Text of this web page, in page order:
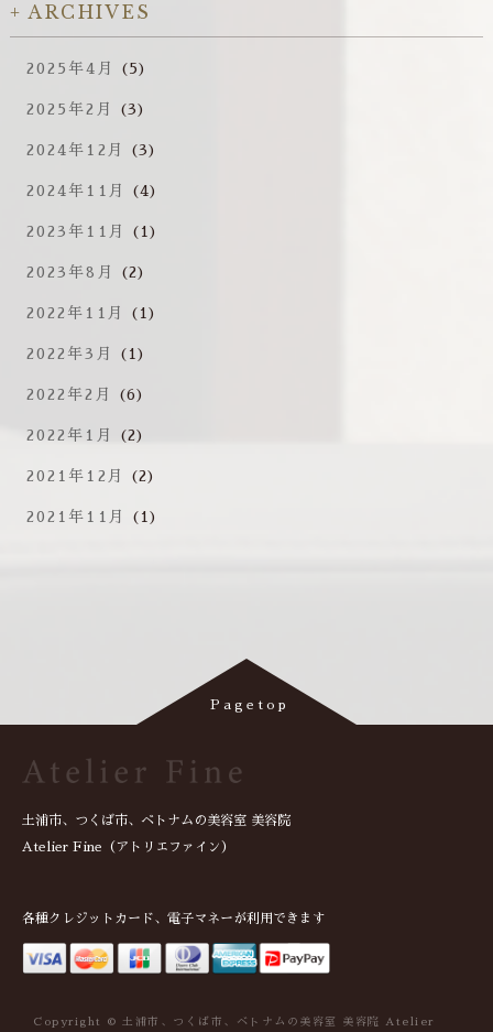
ARCHIVES
2025年4月 (5)
2025年2月 (3)
2024年12月 (3)
2024年11月 (4)
2023年11月 (1)
2023年8月 (2)
2022年11月 (1)
2022年3月 (1)
2022年2月 (6)
2022年1月 (2)
2021年12月 (2)
2021年11月 (1)
土浦市、つくば市、ベトナムの美容室 美容院
Atelier Fine（アトリエファイン）
各種クレジットカード、電子マネーが利用できます
Copyright © 土浦市、つくば市、ベトナムの美容室 美容院 Atelier